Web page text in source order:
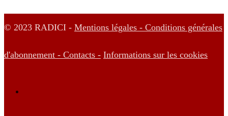
© 2023 RADICI - Mentions légales - Conditions générales
d'abonnement - Contacts - Informations sur les cookies